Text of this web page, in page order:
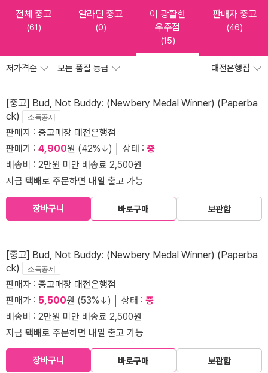
전체 중고
(61)
알라딘 중고
(0)
이 광활한
우주점
(15)
판매자 중고
(46)
저가격순 모든 품질 등급 대전은행점
[중고] Bud, Not Buddy: (Newbery Medal Winner) (Paperba
ck)
소득공제
판매자 : 중고매장 대전은행점
판매가 : 4,900원 (42%↓) │ 상태 : 중
배송비 : 2만원 미만 배송료 2,500원
지금 택배로 주문하면 내일 출고 가능
장바구니 바로구매 보관함
[중고] Bud, Not Buddy: (Newbery Medal Winner) (Paperba
ck)
소득공제
판매자 : 중고매장 대전은행점
판매가 : 5,500원 (53%↓) │ 상태 : 중
배송비 : 2만원 미만 배송료 2,500원
지금 택배로 주문하면 내일 출고 가능
장바구니 바로구매 보관함